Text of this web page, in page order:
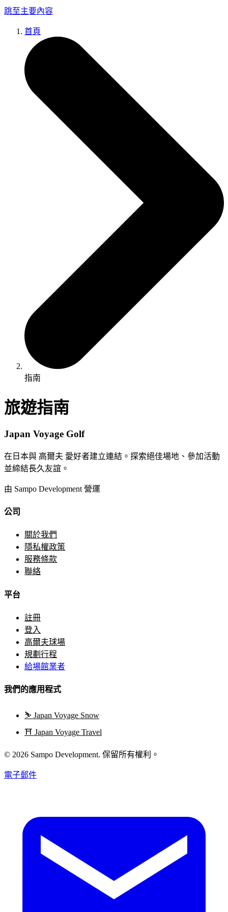
跳至主要內容
首頁
指南
旅遊指南
Japan Voyage Golf
在日本與 高爾夫 愛好者建立連結。探索絕佳場地、參加活動
並締結長久友誼。
由 Sampo Development 營運
公司
關於我們
隱私權政策
服務條款
聯絡
平台
註冊
登入
高爾夫球場
規劃行程
給場館業者
我們的應用程式
⛷️ Japan Voyage Snow
⛩️ Japan Voyage Travel
© 2026 Sampo Development. 保留所有權利。
電子郵件